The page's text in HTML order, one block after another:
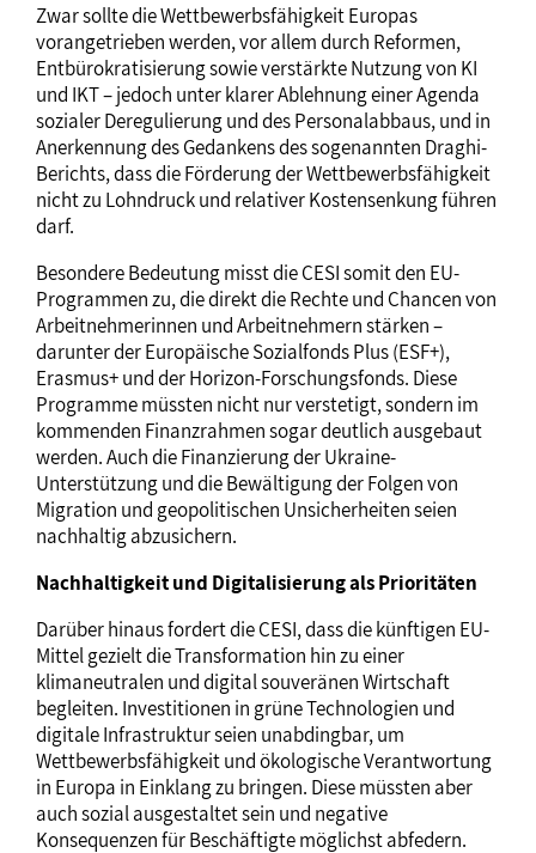
Zwar sollte die Wettbewerbsfähigkeit Europas
vorangetrieben werden, vor allem durch Reformen,
Entbürokratisierung sowie verstärkte Nutzung von KI
und IKT – jedoch unter klarer Ablehnung einer Agenda
sozialer Deregulierung und des Personalabbaus, und in
Anerkennung des Gedankens des sogenannten Draghi-
Berichts, dass die Förderung der Wettbewerbsfähigkeit
nicht zu Lohndruck und relativer Kostensenkung führen
darf.
Besondere Bedeutung misst die CESI somit den EU‐
Programmen zu, die direkt die Rechte und Chancen von
Arbeitnehmerinnen und Arbeitnehmern stärken –
darunter der Europäische Sozialfonds Plus (ESF+),
Erasmus+ und der Horizon‐Forschungsfonds. Diese
Programme müssten nicht nur verstetigt, sondern im
kommenden Finanzrahmen sogar deutlich ausgebaut
werden. Auch die Finanzierung der Ukraine-
Unterstützung und die Bewältigung der Folgen von
Migration und geopolitischen Unsicherheiten seien
nachhaltig abzusichern.
Nachhaltigkeit und Digitalisierung als Prioritäten
Darüber hinaus fordert die CESI, dass die künftigen EU-
Mittel gezielt die Transformation hin zu einer
klimaneutralen und digital souveränen Wirtschaft
begleiten. Investitionen in grüne Technologien und
digitale Infrastruktur seien unabdingbar, um
Wettbewerbsfähigkeit und ökologische Verantwortung
in Europa in Einklang zu bringen. Diese müssten aber
auch sozial ausgestaltet sein und negative
Konsequenzen für Beschäftigte möglichst abfedern.